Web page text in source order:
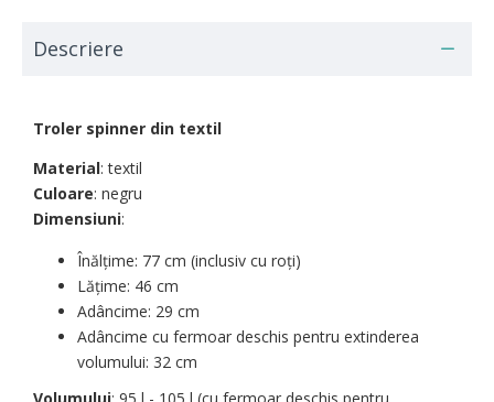
Descriere
Troler spinner din textil
Material: textil
Culoare: negru
Dimensiuni:
Înălțime: 77 cm (inclusiv cu roți)
Lățime: 46 cm
Adâncime: 29 cm
Adâncime cu fermoar deschis pentru extinderea
volumului: 32 cm